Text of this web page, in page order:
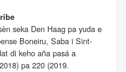
seka Den Haag pa yuda e
Boneiru, Saba i Sint-
di keho aña pasá a
pa 220 (2019.